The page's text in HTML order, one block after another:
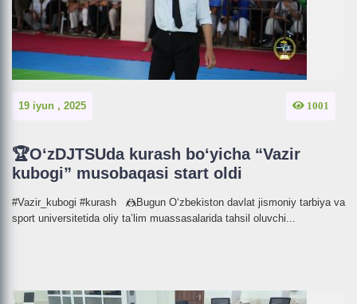
19 iyun , 2025 1001
🏆O‘zDJTSUda kurash bo‘yicha “Vazir
kubogi” musobaqasi start oldi
#Vazir_kubogi #kurash 🤼Bugun O‘zbekiston davlat jismoniy tarbiya va
sport universitetida oliy taʼlim muassasalarida tahsil oluvchi...